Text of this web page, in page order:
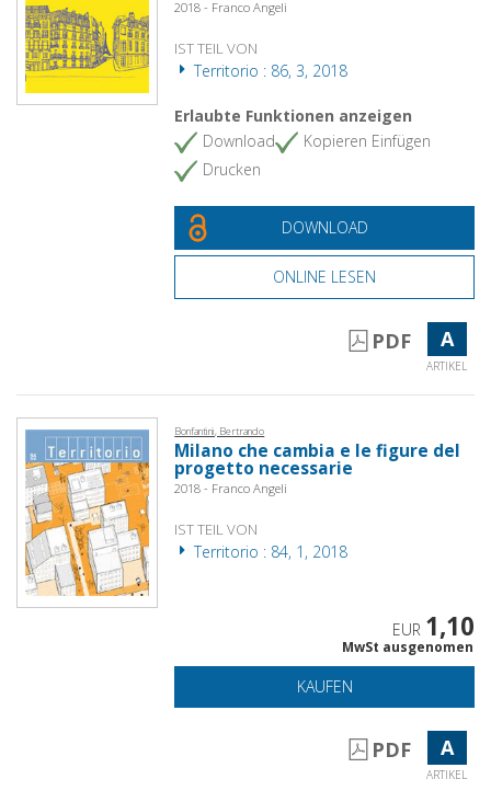
2018 - Franco Angeli
IST TEIL VON
Territorio : 86, 3, 2018
Erlaubte Funktionen anzeigen
Download
Kopieren Einfügen
Drucken
DOWNLOAD
ONLINE LESEN
PDF A
ARTIKEL
Bonfantini, Bertrando
Milano che cambia e le figure del
progetto necessarie
2018 - Franco Angeli
IST TEIL VON
Territorio : 84, 1, 2018
EUR 1,10
MwSt ausgenomen
KAUFEN
PDF A
ARTIKEL